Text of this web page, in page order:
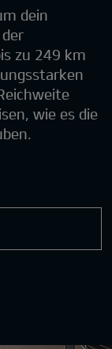
dein
zu 249 km
wie es die